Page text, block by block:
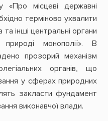
«Про місцеві державні
терміново ухвалити
та інші центральні органи
монополії». В
прозорий механізм
органів, що
у сферах природних
закласти фундамент
виконавчої влади.